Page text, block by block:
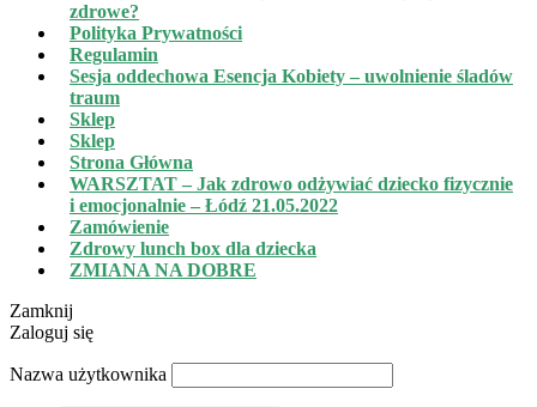
zdrowe?
Polityka Prywatności
Regulamin
Sesja oddechowa Esencja Kobiety – uwolnienie śladów
traum
Sklep
Sklep
Strona Główna
WARSZTAT – Jak zdrowo odżywiać dziecko fizycznie
i emocjonalnie – Łódź 21.05.2022
Zamówienie
Zdrowy lunch box dla dziecka
ZMIANA NA DOBRE
Zamknij
Zaloguj się
Nazwa użytkownika